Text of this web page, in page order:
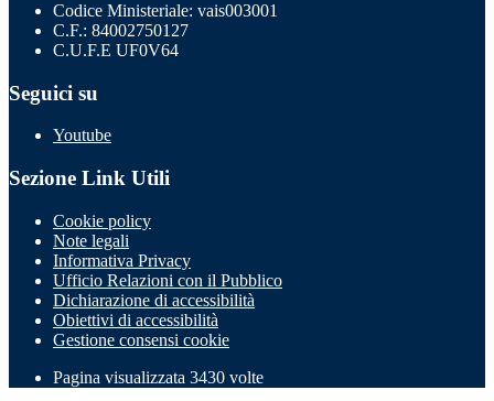
Codice Ministeriale: vais003001
C.F.: 84002750127
C.U.F.E UF0V64
Seguici su
Youtube
Sezione Link Utili
Cookie policy
Note legali
Informativa Privacy
Ufficio Relazioni con il Pubblico
Dichiarazione di accessibilità
Obiettivi di accessibilità
Gestione consensi cookie
Pagina visualizzata 3430 volte